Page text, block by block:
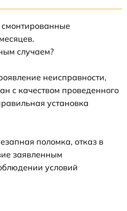
смонтированные
случаем?
неисправности,
с качеством проведенного
установка
поломка, отказ в
заявленным
условий